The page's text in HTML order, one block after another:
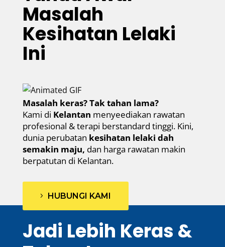
Masalah
Kesihatan Lelaki
Ini
Masalah keras? Tak tahan lama?
Kami di Kelantan menyeediakan rawatan
profesional & terapi berstandard tinggi. Kini,
dunia perubatan kesihatan lelaki dah
semakin maju, dan harga rawatan makin
berpatutan di Kelantan.
HUBUNGI KAMI
Jadi Lebih Keras &